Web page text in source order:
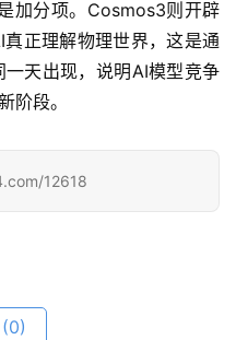
加分项。Cosmos3则开辟
正理解物理世界，这是通
天出现，说明AI模型竞争
阶段。
12618
(0)